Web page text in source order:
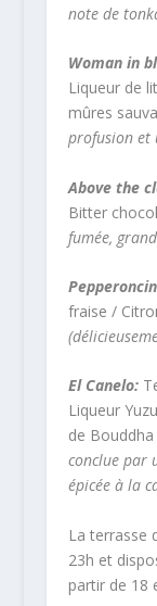
note de
Woman in
Liqueur de
mûres
profusion et
Above the
Bitter
fumée,
fraise /
El Canelo:
Liqueur
de Bouddha
conclue par
épicée à la
La terrasse
23h et
partir de 18